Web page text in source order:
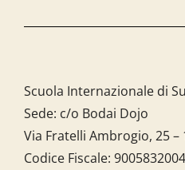
Scuola Internazionale di
Sede: c/o Bodai Dojo
Via Fratelli Ambrogio, 25 –
Codice Fiscale: